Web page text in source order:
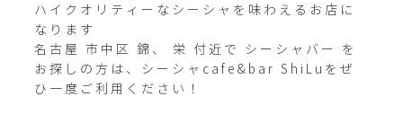
ハイクオリティーなシーシャを味わえるお店に
なります
名古屋 市中区 錦、 栄 付近で シーシャバー を
お探しの方は、シーシャcafe&bar ShiLuをぜ